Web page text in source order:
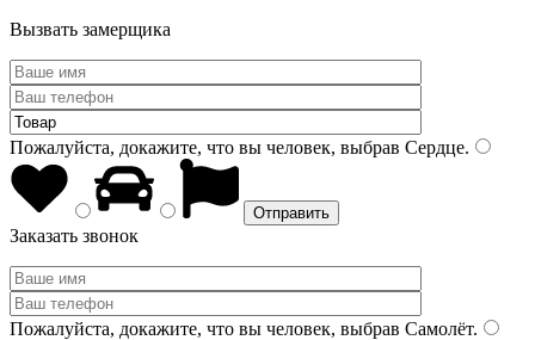
Вызвать замерщика
Пожалуйста, докажите, что вы человек, выбрав Сердце.
Заказать звонок
Пожалуйста, докажите, что вы человек, выбрав Самолёт.